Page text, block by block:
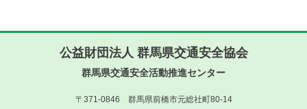
公益財団法人 群馬県交通安全協会
群馬県交通安全活動推進センター
〒371-0846 群馬県前橋市元総社町80-14